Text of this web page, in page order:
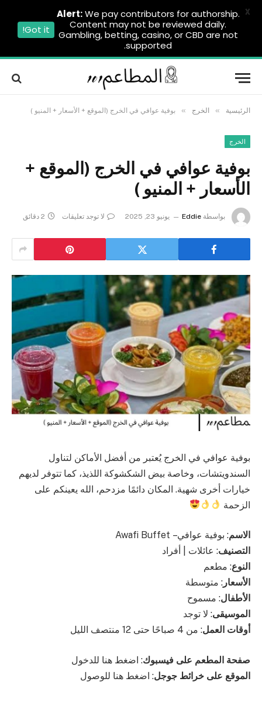
الرئيسية » الخرج » بوفية عوافي في الخرج (الموقع + الأسعار + المنيو )
الخرج
بوفية عوافي في الخرج (الموقع +
الأسعار + المنيو )
بواسطة Eddie يونيو 23, 2025 لا توجد تعليقات 2 دقائق
بوفية عوافي في الخرج يُعتبر من أفضل الأماكن لتناول
السندويتشات، وخاصة بيض الشكشوكة اللذيذ، كما تتوفر لديهم
خيارات أخرى شهية. المكان دائمًا مزدحم، الله يعينكم على
الزحمة
الاسم: بوفية عوافي – Awafi Buffet
التصنيف: عائلات | أفراد
النوع: مطعم
الأسعار : متوسطة
الأطفال: مسموح
الموسيقى: لا توجد
أوقات العمل: من 4 صباحًا حتى 12 منتصف الليل
صفحة المطعم على فيسبوك: اضغط هنا للدخول
الموقع على خرائط جوجل: اضغط هنا للوصول
Alert:We pay contributors for authorship.
Content may not be reviewed daily.
Gambling, betting, casino, or CBD are not
supported.
Got it!
X